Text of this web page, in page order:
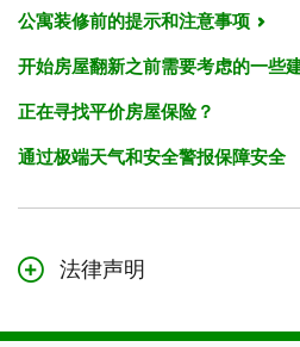
公寓装修前的提示和注意事项
开始房屋翻新之前需要考虑的一些
正在寻找平价房屋保险？
通过极端天气和安全警报保障安全
法律声明